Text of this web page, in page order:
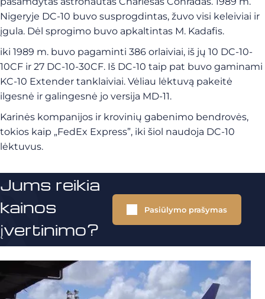
Nigeryje DC-10 buvo susprogdintas, žuvo visi keleiviai ir
įgula. Dėl sprogimo buvo apkaltintas M. Kadafis.
iki 1989 m. buvo pagaminti 386 orlaiviai, iš jų 10 DC-10-
10CF ir 27 DC-10-30CF. Iš DC-10 taip pat buvo gaminami
KC-10 Extender tanklaiviai. Vėliau lėktuvą pakeitė
ilgesnė ir galingesnė jo versija MD-11.
Karinės kompanijos ir krovinių gabenimo bendrovės,
tokios kaip „FedEx Express”, iki šiol naudoja DC-10
lėktuvus.
Jums reikia
kainos
įvertinimo?
Pasiūlymo prašymas